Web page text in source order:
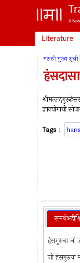
A
Literature
मराठी मुख्य सूची
ज्ञानयोगाची
Tags :
हंसगुरुचा जो
जो हंसगुरुचा